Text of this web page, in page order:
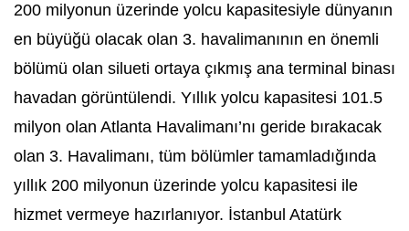
200 milyonun üzerinde yolcu kapasitesiyle dünyanın
en büyüğü olacak olan 3. havalimanının en önemli
bölümü olan silueti ortaya çıkmış ana terminal binası
havadan görüntülendi. Yıllık yolcu kapasitesi 101.5
milyon olan Atlanta Havalimanı’nı geride bırakacak
olan 3. Havalimanı, tüm bölümler tamamladığında
yıllık 200 milyonun üzerinde yolcu kapasitesi ile
hizmet vermeye hazırlanıyor. İstanbul Atatürk